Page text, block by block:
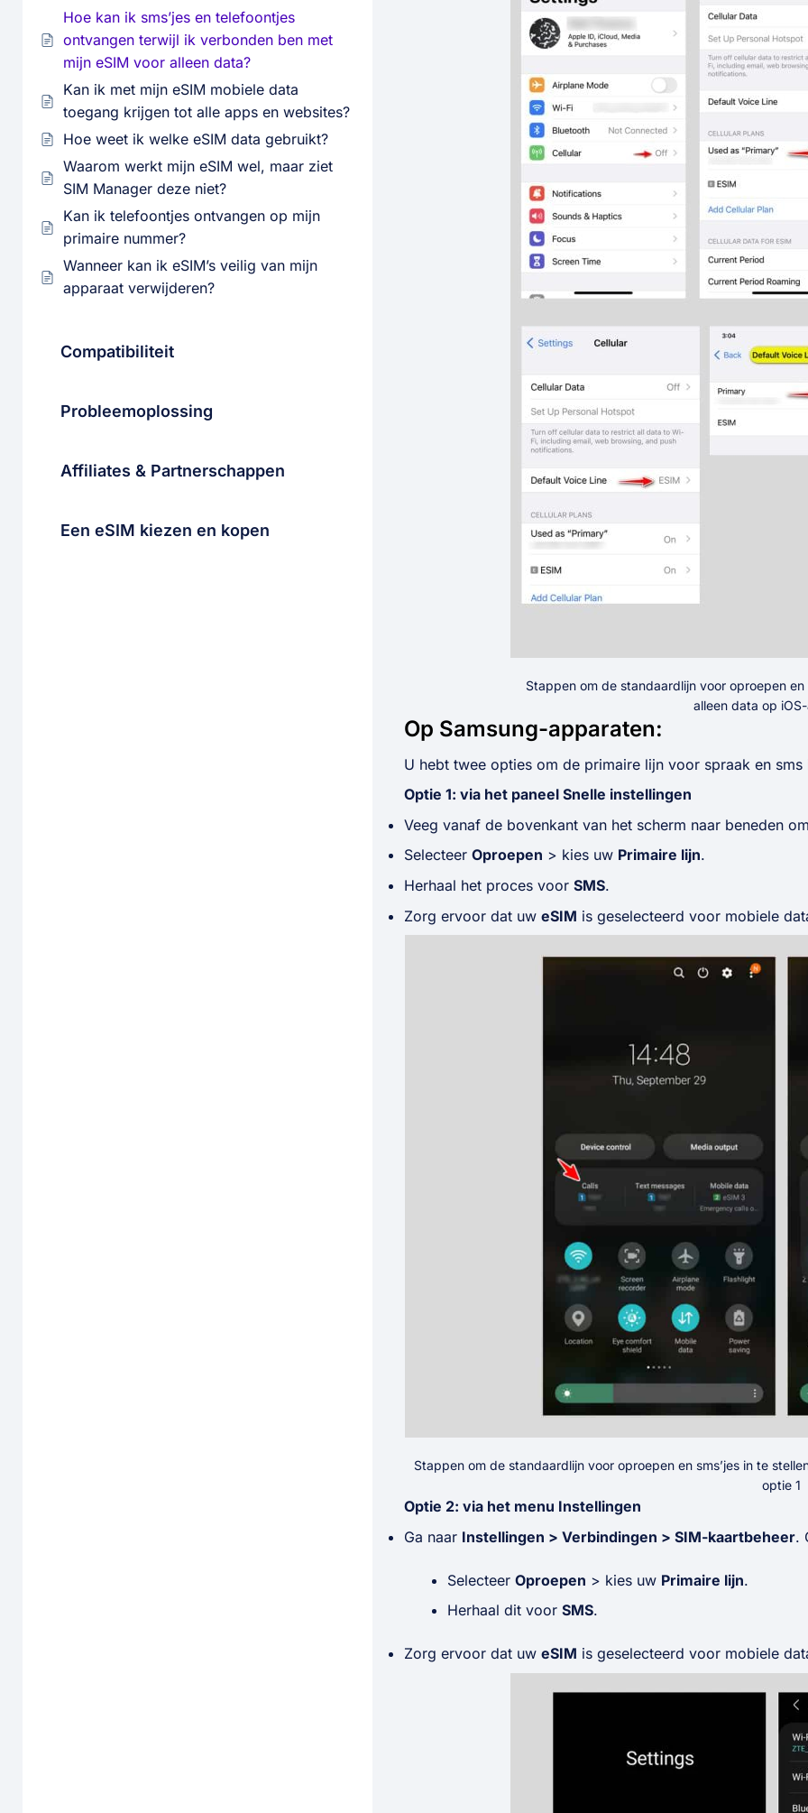
Hoe kan ik sms’jes en telefoontjes
ontvangen terwijl ik verbonden ben met
mijn eSIM voor alleen data?
Kan ik met mijn eSIM mobiele data
toegang krijgen tot alle apps en websites?
Hoe weet ik welke eSIM data gebruikt?
Waarom werkt mijn eSIM wel, maar ziet
SIM Manager deze niet?
Kan ik telefoontjes ontvangen op mijn
primaire nummer?
Wanneer kan ik eSIM’s veilig van mijn
apparaat verwijderen?
Compatibiliteit
Probleemoplossing
Affiliates & Partnerschappen
Een eSIM kiezen en kopen
Stappen om de standaardlijn voor oproepen
alleen data op
Op Samsung-apparaten:
U hebt twee opties om de primaire lijn voor spraak en sms
Optie 1: via het paneel Snelle instellingen
Veeg vanaf de bovenkant van het scherm naar beneden
SelecteerOproepen > kies uw Primaire lijn.
Herhaal het proces voorSMS.
Zorg ervoor dat uweSIM is geselecteerd voor mobiele
Stappen om de standaardlijn voor oproepen en sms’jes in te
optie 1
Optie 2: via het menu Instellingen
Ga naar Instellingen > Verbindingen > SIM-kaartbeheer.
SelecteerOproepen > kies uw Primaire lijn.
Herhaal dit voorSMS.
Zorg ervoor dat uweSIM is geselecteerd voor mobiele